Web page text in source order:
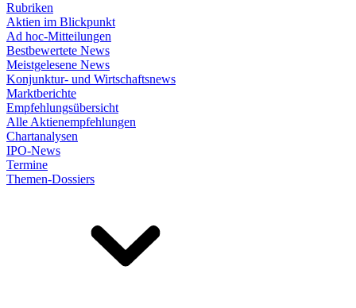
Rubriken
Aktien im Blickpunkt
Ad hoc-Mitteilungen
Bestbewertete News
Meistgelesene News
Konjunktur- und Wirtschaftsnews
Marktberichte
Empfehlungsübersicht
Alle Aktienempfehlungen
Chartanalysen
IPO-News
Termine
Themen-Dossiers